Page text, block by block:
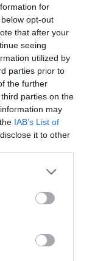
for
opt-out
that after your
seeing
utilized by
parties prior to
the further
parties on the
may
IAB’s List of
it to other
Doar unul dintre
trei au rămas
bandiții s-au
Dar, ca să nu
găsit bani în